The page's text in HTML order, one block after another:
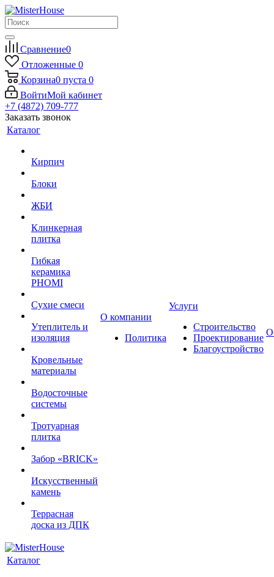
Сравнение0
Отложенные 0
Корзина0 пуста 0
ВойтиМой кабинет
+7 (4872) 709-777
Заказать звонок
Каталог
Кирпич
Блоки
ЖБИ
Клинкерная
плитка
Гибкая
керамика
PHOMI
Сухие смеси
Утеплитель и
изоляция
Кровельные
материалы
Водосточные
системы
Тротуарная
плитка
Забор «‎BRICK»‎
Искусственный
камень
Террасная
доска из ДПК
О компании
Политика
Услуги
Строительство
Проектирование
Благоустройство
Каталог